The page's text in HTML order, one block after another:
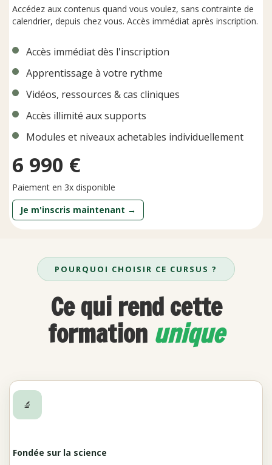
Accédez aux contenus quand vous voulez, sans contrainte de
calendrier, depuis chez vous. Accès immédiat après inscription.
Accès immédiat dès l'inscription
Apprentissage à votre rythme
Vidéos, ressources & cas cliniques
Accès illimité aux supports
Modules et niveaux achetables individuellement
6 990 €
Paiement en 3x disponible
Je m'inscris maintenant →
POURQUOI CHOISIR CE CURSUS ?
Ce qui rend cette
formation unique
🔬
Fondée sur la science